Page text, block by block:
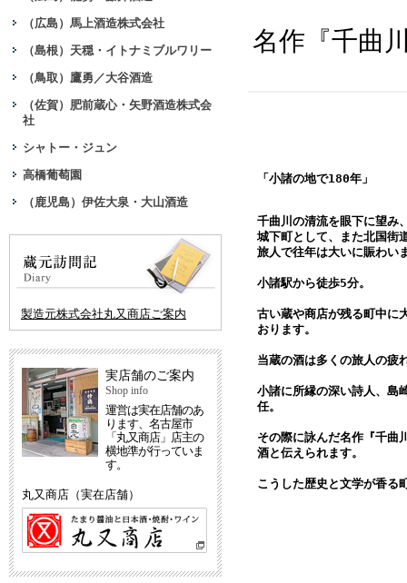
（広島）馬上酒造株式会社
（島根）天穏・イトナミブルワリー
（鳥取）鷹勇／大谷酒造
（佐賀）肥前蔵心・矢野酒造株式会
社
シャトー・ジュン
高橋葡萄園
（鹿児島）伊佐大泉・大山酒造
製造元株式会社丸又商店ご案内
実店舗のご案内
Shop info
運営は実在店舗のあ
ります、名古屋市
「丸又商店」店主の
横地準が行っていま
す。
丸又商店（実在店舗）
名作『千曲
「小諸の地で180年」
千曲川の清流を眼下に望み
城下町として、また北国街
旅人で往年は大いに賑わい
小諸駅から徒歩5分。
古い蔵や商店が残る町中に
おります。
当蔵の酒は多くの旅人の疲
小諸に所縁の深い詩人、島
任。
その際に詠んだ名作『千曲
酒と伝えられます。
こうした歴史と文学が香る